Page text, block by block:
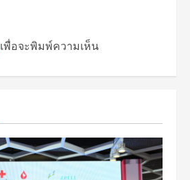
เพื่อจะพิมพ์ความเห็น